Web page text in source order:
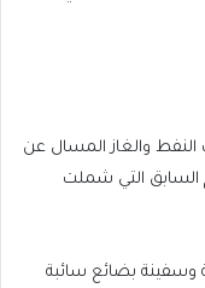
والغاز المسال عن
السابق التي شملت
بضائع عامة وسفينة بضائع سائبة